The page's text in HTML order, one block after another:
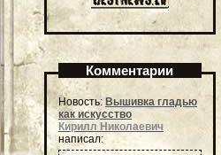
Комментарии
Новость: Вышивка гладью
как искусство
Кирилл Николаевич
написал: